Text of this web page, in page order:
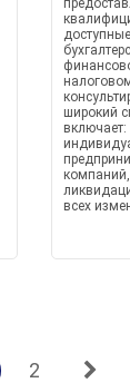
широкий
всех
2